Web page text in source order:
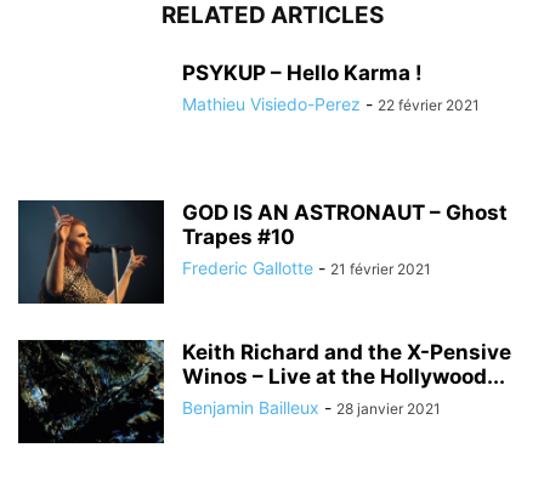
RELATED ARTICLES
PSYKUP – Hello Karma !
Mathieu Visiedo-Perez - 22 février 2021
GOD IS AN ASTRONAUT – Ghost
Trapes #10
Frederic Gallotte - 21 février 2021
Keith Richard and the X-Pensive
Winos – Live at the Hollywood...
Benjamin Bailleux - 28 janvier 2021